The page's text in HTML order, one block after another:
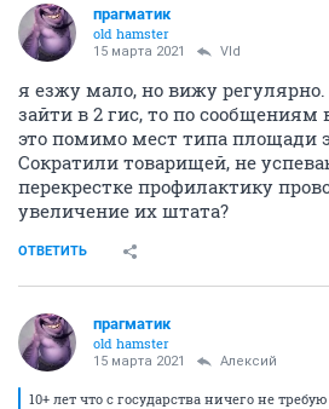
прагматик
old hamster
15 марта 2021 Vld
я езжу мало, но вижу регулярно.
зайти в 2 гис, то по сообщениям
это помимо мест типа площади
Сократили товарищей, не
перекрестке профилактику
увеличение их штата?
ОТВЕТИТЬ
прагматик
old hamster
15 марта 2021 Алексий
10+ лет что с государства ничего не